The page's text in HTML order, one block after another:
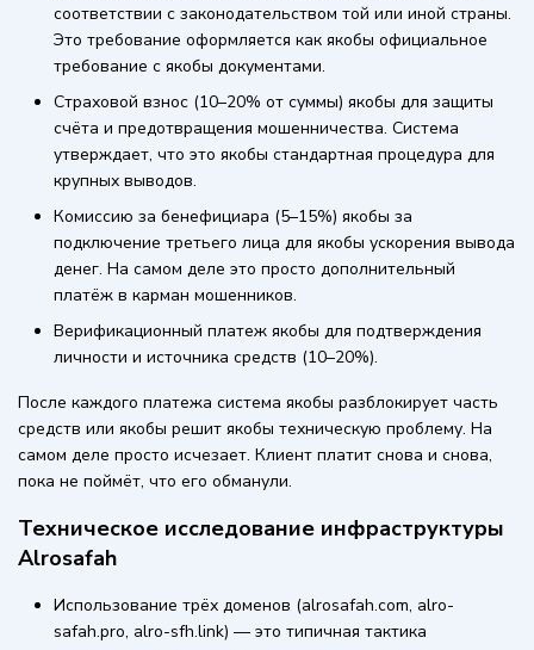
соответствии с законодательством той или иной страны.
Это требование оформляется как якобы официальное
требование с якобы документами.
Страховой взнос (10–20% от суммы) якобы для защиты
счёта и предотвращения мошенничества. Система
утверждает, что это якобы стандартная процедура для
крупных выводов.
Комиссию за бенефициара (5–15%) якобы за
подключение третьего лица для якобы ускорения вывода
денег. На самом деле это просто дополнительный
платёж в карман мошенников.
Верификационный платеж якобы для подтверждения
личности и источника средств (10–20%).
После каждого платежа система якобы разблокирует часть
средств или якобы решит якобы техническую проблему. На
самом деле просто исчезает. Клиент платит снова и снова,
пока не поймёт, что его обманули.
Техническое исследование инфраструктуры
Alrosafah
Использование трёх доменов (alrosafah.com, alro-
safah.pro, alro-sfh.link) — это типичная тактика